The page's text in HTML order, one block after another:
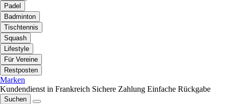
Padel
Badminton
Tischtennis
Squash
Lifestyle
Für Vereine
Restposten
Marken
Kundendienst in Frankreich Sichere Zahlung Einfache Rückgabe
Suchen